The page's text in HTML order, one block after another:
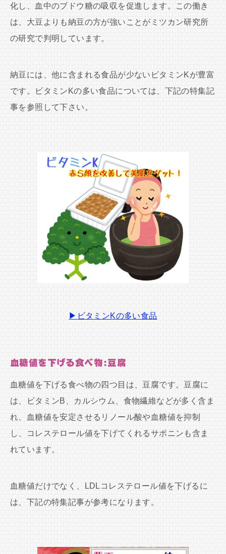
化し、血中のブドウ糖の吸収を促進します。この働き
は、大豆よりも納豆の方が強いことがミツカン研究所
の研究で判明しています。
納豆には、他に含まれる食品が少ないビタミンKが豊富
です。ビタミンKの多い食品については、下記の特集記
事を参照して下さい。
▶ビタミンKの多い食品
血糖値を下げる食べ物:豆腐
血糖値を下げる食べ物の四つ目は、豆腐です。豆腐に
は、ビタミンB、カルシウム、食物繊維などが多く含ま
れ、血糖値を安定させるリノール酸や血糖値を抑制
し、コレステロール値を下げてくれるサポニンも含ま
れています。
血糖値だけでなく、LDLコレステロール値を下げるに
は、下記の特集記事が参考になります。